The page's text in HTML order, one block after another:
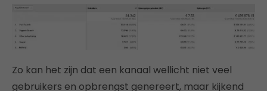
Zo kan het zijn dat een kanaal wellicht niet veel
gebruikers en opbrengst genereert, maar kijkend